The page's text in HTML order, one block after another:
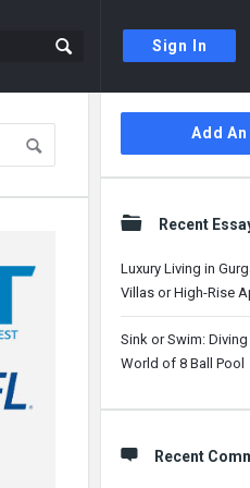
Sign In
Sidebar
Add
Recent
Luxury Living in
Villas or High-Rise
Sink or Swim:
World of 8 Ball Pool
Recent